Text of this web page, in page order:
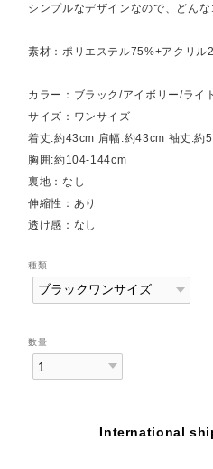
シンプルなデザインなので、どん
素材：ポリエステル75%+アクリル
カラー：ブラック/アイボリー/ライ
サイズ：ワンサイズ
着丈:約43cm 肩幅:約43cm 袖丈:約
胸囲:約104-144cm
裏地：なし
伸縮性：あり
透け感：なし
種類
数量
International